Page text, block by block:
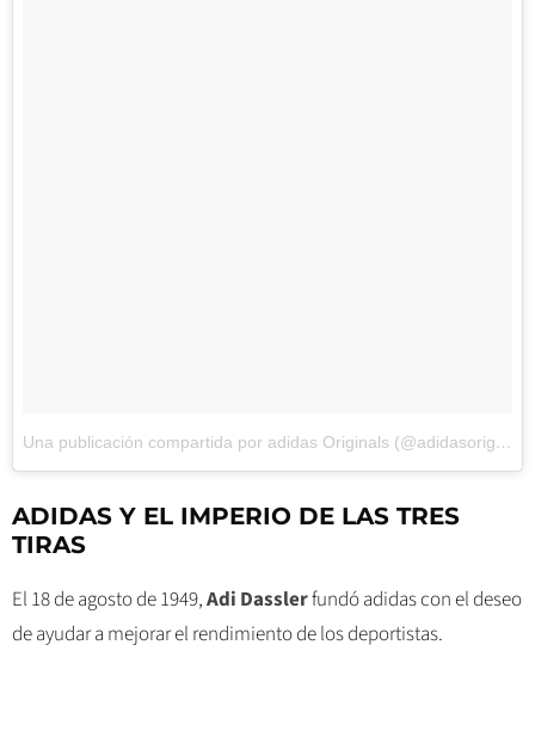
Una publicación compartida por adidas Originals (@adidasoriginals)
ADIDAS Y EL IMPERIO DE LAS TRES
TIRAS
El 18 de agosto de 1949,Adi Dasslerfundó adidas con el deseo
de ayudar a mejorar el rendimiento de los deportistas.